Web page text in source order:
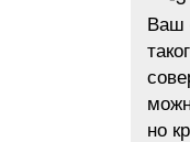
Ваш
но